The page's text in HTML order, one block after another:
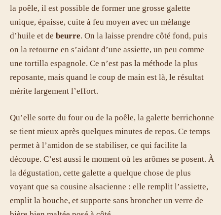
la poêle, il est possible de former une grosse galette
unique, épaisse, cuite à feu moyen avec un mélange
d’huile et de beurre. On la laisse prendre côté fond, puis
on la retourne en s’aidant d’une assiette, un peu comme
une tortilla espagnole. Ce n’est pas la méthode la plus
reposante, mais quand le coup de main est là, le résultat
mérite largement l’effort.
Qu’elle sorte du four ou de la poêle, la galette berrichonne
se tient mieux après quelques minutes de repos. Ce temps
permet à l’amidon de se stabiliser, ce qui facilite la
découpe. C’est aussi le moment où les arômes se posent. À
la dégustation, cette galette a quelque chose de plus
voyant que sa cousine alsacienne : elle remplit l’assiette,
emplit la bouche, et supporte sans broncher un verre de